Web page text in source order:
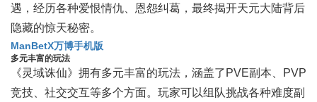
遇，经历各种爱恨情仇、恩怨纠葛，最终揭开天元大陆背后
隐藏的惊天秘密。
ManBetX万博手机版
多元丰富的玩法
《灵域诛仙》拥有多元丰富的玩法，涵盖了PVE副本、PVP
竞技、社交交互等多个方面。玩家可以组队挑战各种难度副